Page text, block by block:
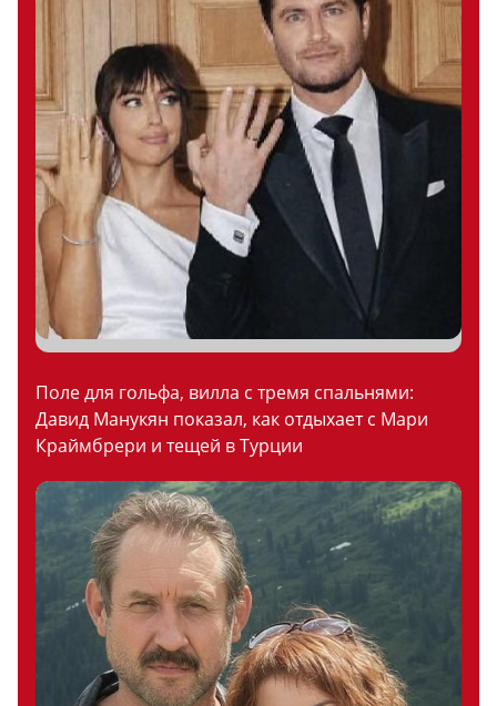
Поле для гольфа, вилла с тремя спальнями:
Давид Манукян показал, как отдыхает с Мари
Краймбрери и тещей в Турции